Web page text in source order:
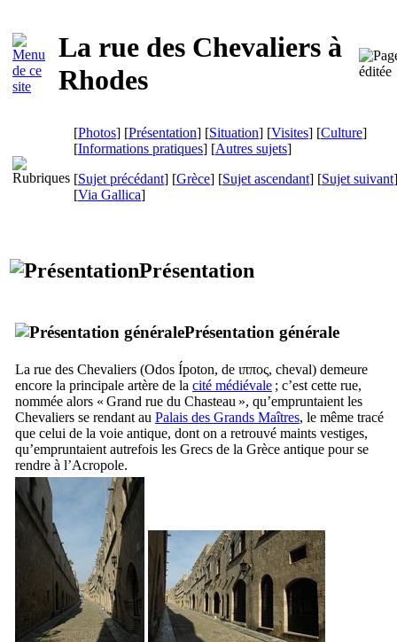
La rue des Chevaliers à
Rhodes
[Photos] [Présentation] [Situation] [Visites] [Culture]
[Informations pratiques] [Autres sujets]
[Sujet précédant] [Grèce] [Sujet ascendant] [Sujet suivant]
[Via Gallica]
Présentation
Présentation générale
La rue des Chevaliers (Odos Ípoton, de ιππος, cheval) demeure
encore la principale artère de la cité médiévale ; c’est cette rue,
nommée alors « Grand rue du Chasteau », qu’empruntaient les
Chevaliers se rendant au Palais des Grands Maîtres, le même tracé
que celui de la voie antique, dont on a retrouvé maints vestiges,
qu’empruntaient autrefois les Grecs de la Grèce antique pour se
rendre à l’Acropole.